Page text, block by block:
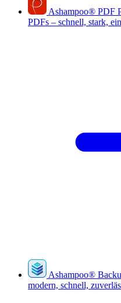
Ashampoo® PDF
PDFs – schnell, stark,
Ashampoo®
modern, schnell,